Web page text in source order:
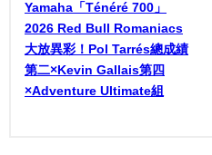
Yamaha「Ténéré 700」
2026 Red Bull Romaniacs
大放異彩！Pol Tarrés總成績
第二×Kevin Gallais第四
×Adventure Ultimate組